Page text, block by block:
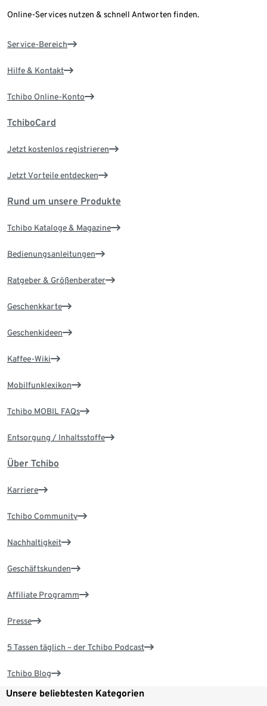
Online-Services nutzen & schnell Antworten finden.
Service-Bereich
Hilfe & Kontakt
Tchibo Online-Konto
TchiboCard
Jetzt kostenlos registrieren
Jetzt Vorteile entdecken
Rund um unsere Produkte
Tchibo Kataloge & Magazine
Bedienungsanleitungen
Ratgeber & Größenberater
Geschenkkarte
Geschenkideen
Kaffee-Wiki
Mobilfunklexikon
Tchibo MOBIL FAQs
Entsorgung / Inhaltsstoffe
Über Tchibo
Karriere
Tchibo Community
Nachhaltigkeit
Geschäftskunden
Affiliate Programm
Presse
5 Tassen täglich – der Tchibo Podcast
Tchibo Blog
Unsere beliebtesten Kategorien